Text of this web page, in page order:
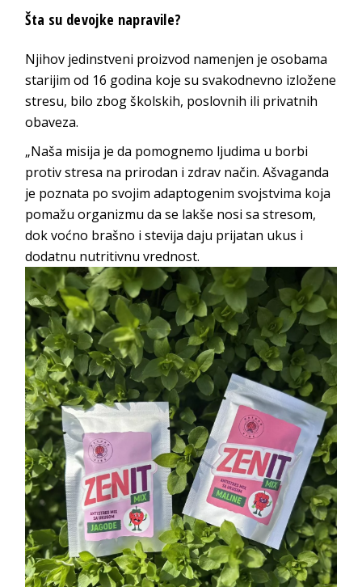
Šta su devojke napravile?
Njihov jedinstveni proizvod namenjen je osobama
starijim od 16 godina koje su svakodnevno izložene
stresu, bilo zbog školskih, poslovnih ili privatnih
obaveza.
„Naša misija je da pomognemo ljudima u borbi
protiv stresa na prirodan i zdrav način. Ašvaganda
je poznata po svojim adaptogenim svojstvima koja
pomažu organizmu da se lakše nosi sa stresom,
dok voćno brašno i stevija daju prijatan ukus i
dodatnu nutritivnu vrednost.